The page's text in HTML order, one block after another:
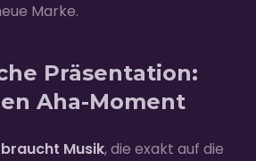
Marke.
Präsentation:
Aha-Moment
Musik, die exakt auf die